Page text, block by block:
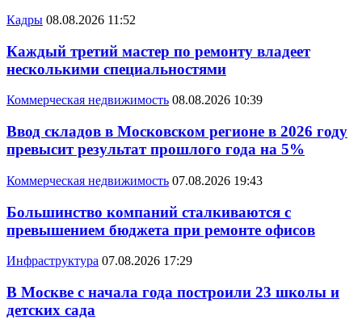
Кадры 08.08.2026 11:52
Каждый третий мастер по ремонту владеет
несколькими специальностями
Коммерческая недвижимость 08.08.2026 10:39
Ввод складов в Московском регионе в 2026 году
превысит результат прошлого года на 5%
Коммерческая недвижимость 07.08.2026 19:43
Большинство компаний сталкиваются с
превышением бюджета при ремонте офисов
Инфраструктура 07.08.2026 17:29
В Москве с начала года построили 23 школы и
детских сада